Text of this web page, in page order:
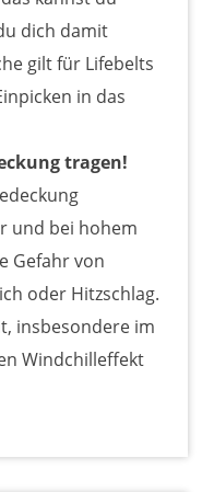
dich damit
gilt für Lifebelts
in das
tragen!
und bei hohem
Gefahr von
oder Hitzschlag.
insbesondere im
Windchilleffekt